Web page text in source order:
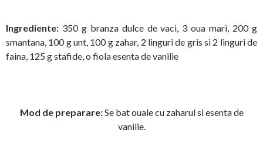
Ingrediente: 350 g branza dulce de vaci, 3 oua mari, 200 g
smantana, 100 g unt, 100 g zahar, 2 linguri de gris si 2 linguri de
faina, 125 g stafide, o fiola esenta de vanilie
Mod de preparare:Se bat ouale cu zaharul si esenta de
vanilie.